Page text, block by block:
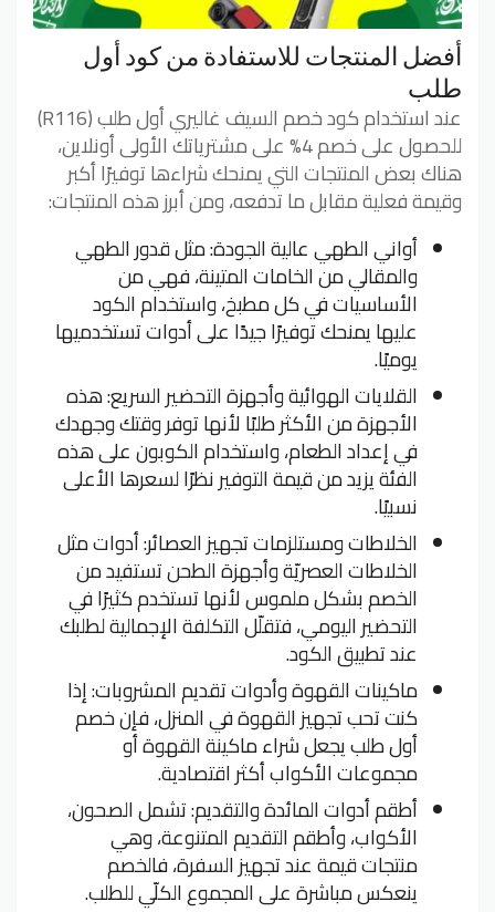
أفضل المنتجات للاستفادة من كود أول
طلب
عند استخدام كود خصم السيف غاليري أول طلب (R116)
للحصول على خصم 4% على مشترياتك الأولى أونلاين،
هناك بعض المنتجات التي يمنحك شراءها توفيرًا أكبر
وقيمة فعلية مقابل ما تدفعه، ومن أبرز هذه المنتجات:
أواني الطهي عالية الجودة: مثل قدور الطهي
والمقالي من الخامات المتينة، فهي من
الأساسيات في كل مطبخ، واستخدام الكود
عليها يمنحك توفيرًا جيدًا على أدوات تستخدميها
يوميًا.
القلايات الهوائية وأجهزة التحضير السريع: هذه
الأجهزة من الأكثر طلبًا لأنها توفر وقتك وجهدك
في إعداد الطعام، واستخدام الكوبون على هذه
الفئة يزيد من قيمة التوفير نظرًا لسعرها الأعلى
نسبيًا.
الخلاطات ومستلزمات تجهيز العصائر: أدوات مثل
الخلاطات العصريّة وأجهزة الطحن تستفيد من
الخصم بشكل ملموس لأنها تستخدم كثيرًا في
التحضير اليومي، فتقلّل التكلفة الإجمالية لطلبك
عند تطبيق الكود.
ماكينات القهوة وأدوات تقديم المشروبات: إذا
كنت تحب تجهيز القهوة في المنزل، فإن خصم
أول طلب يجعل شراء ماكينة القهوة أو
مجموعات الأكواب أكثر اقتصادية.
أطقم أدوات المائدة والتقديم: تشمل الصحون،
الأكواب، وأطقم التقديم المتنوعة، وهي
منتجات قيمة عند تجهيز السفرة، فالخصم
ينعكس مباشرة على المجموع الكلّي للطلب.